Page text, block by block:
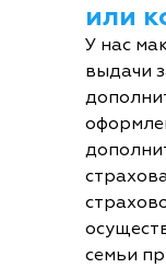
или
У нас
выдачи
семьи